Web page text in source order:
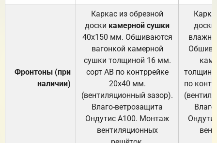
Фронтоны (при
наличии)
Каркас из обрезной
доски камерной сушки
40х150 мм. Обшиваются
вагонкой камерной
сушки толщиной 16 мм.
сорт АВ по контррейке
20х40 мм.
(вентиляционный зазор).
Влаго-ветрозащита
Ондутис А100. Монтаж
вентиляционных
доски
по